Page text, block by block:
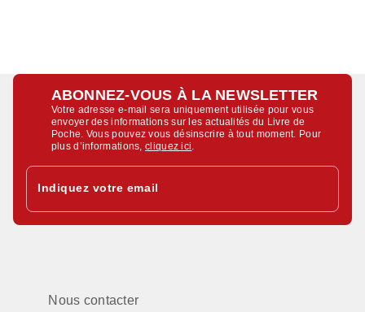
ABONNEZ-VOUS À LA NEWSLETTER
Votre adresse e-mail sera uniquement utilisée pour vous
envoyer des informations sur les actualités du Livre de
Poche. Vous pouvez vous désinscrire à tout moment. Pour
plus d’informations,cliquez ici
Indiquez votre email
Nous contacter